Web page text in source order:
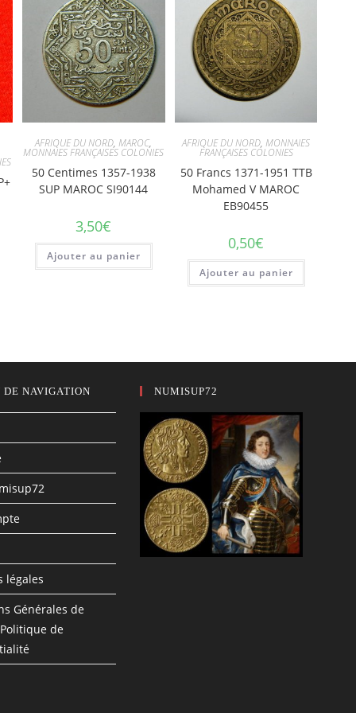
AFRIQUE DU NORD,MAROC,
MONNAIES FRANÇAISES COLONIES
50 Centimes 1357-1938
SUP MAROC SI90144
3,50€
Ajouter au panier
AFRIQUE DU NORD,MONNAIES
FRANÇAISES COLONIES
50 Francs 1371-1951 TTB
Mohamed V MAROC
EB90455
0,50€
Ajouter au panier
DE NAVIGATION
légales
Générales de
de
NUMISUP72